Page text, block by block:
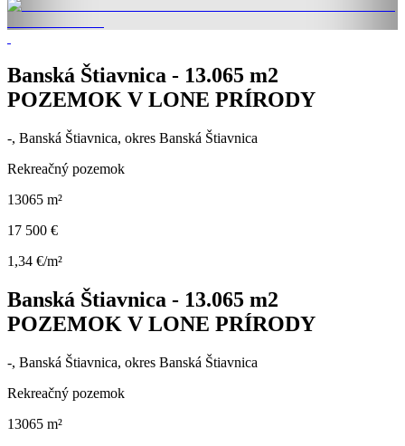
Banská Štiavnica - 13.065 m2
POZEMOK V LONE PRÍRODY
-, Banská Štiavnica, okres Banská Štiavnica
Rekreačný pozemok
13065 m²
17 500 €
1,34 €/m²
Banská Štiavnica - 13.065 m2
POZEMOK V LONE PRÍRODY
-, Banská Štiavnica, okres Banská Štiavnica
Rekreačný pozemok
13065 m²